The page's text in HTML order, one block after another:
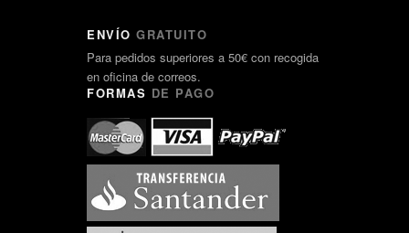
ENVÍO GRATUITO
Para pedidos superiores a 50€ con recogida
en oficina de correos.
FORMAS DE PAGO